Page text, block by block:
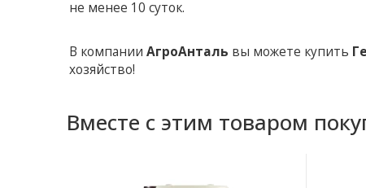
не менее 10 суток.
В компанииАгроАнталь вы можете купить
хозяйство!
Вместе с этим товаром